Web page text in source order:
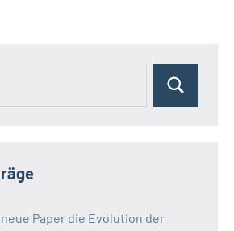
Suchen
Paper die Evolution der